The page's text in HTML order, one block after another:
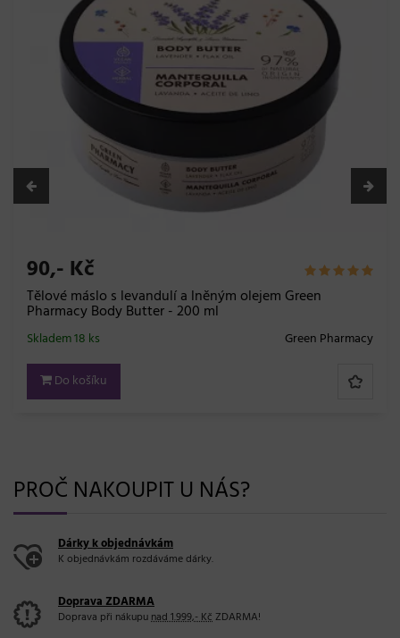
Kč
máslo s levandulí a lněným olejem Green
Body Butter - 200 ml
Green Pharmacy
18 ks
Do košíku
PROČ NAKOUPIT U NÁS?
Dárky k objednávkám
K objednávkám rozdáváme dárky.
Doprava ZDARMA
Doprava při nákupunad 1.999,- KčZDARMA!